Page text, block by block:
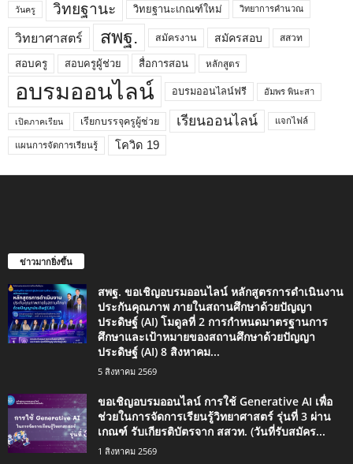
วันครู วิทยฐานะ วิทยฐานะเกณฑ์ใหม่ วิทยาการคำนวณ
วิทยาศาสตร์ สพฐ. สมัครงาน สมัครสอบ สสวท
สอบครู สอบครูผู้ช่วย สื่อการสอน หลักสูตร
อบรมออนไลน์ อบรมออนไลน์ฟรี อัมพร พินะสา
เปิดภาคเรียน เรียกบรรจุครูผู้ช่วย เรียนออนไลน์ แจกไฟล์
แผนการจัดการเรียนรู้ โควิด 19
ข่าวมากยิ่งขึ้น
สพฐ. ขอเชิญอบรมออนไลน์ หลักสูตรการดำเนินงาน
ประกันคุณภาพ ภายในสถานศึกษาด้วยปัญญา
ประดิษฐ์ (AI) โมดูลที่ 2 การกำหนดมาตรฐานการ
ศึกษาและเป้าหมายของสถานศึกษาด้วยปัญญา
ประดิษฐ์ (AI) 8 สิงหาคม...
5 สิงหาคม 2569
ขอเชิญอบรมออนไลน์ การใช้ Generative AI เพื่อ
ช่วยในการจัดการเรียนรู้วิทยาศาสตร์ รุ่นที่ 3 ผ่าน
เกณฑ์ รับเกียรติบัตรจาก สสวท. (วันที่รับสมัคร...
1 สิงหาคม 2569